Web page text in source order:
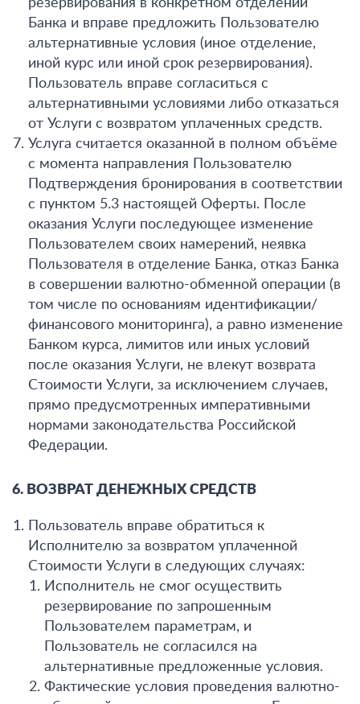
резервирования в конкретном отделении
Банка и вправе предложить Пользователю
альтернативные условия (иное отделение,
иной курс или иной срок резервирования).
Пользователь вправе согласиться с
альтернативными условиями либо отказаться
от Услуги с возвратом уплаченных средств.
Услуга считается оказанной в полном объёме
с момента направления Пользователю
Подтверждения бронирования в соответствии
с пунктом 5.3 настоящей Оферты. После
оказания Услуги последующее изменение
Пользователем своих намерений, неявка
Пользователя в отделение Банка, отказ Банка
в совершении валютно-обменной операции (в
том числе по основаниям идентификации/
финансового мониторинга), а равно изменение
Банком курса, лимитов или иных условий
после оказания Услуги, не влекут возврата
Стоимости Услуги, за исключением случаев,
прямо предусмотренных императивными
нормами законодательства Российской
Федерации.
6. ВОЗВРАТ ДЕНЕЖНЫХ СРЕДСТВ
Пользователь вправе обратиться к
Исполнителю за возвратом уплаченной
Стоимости Услуги в следующих случаях:
Исполнитель не смог осуществить
резервирование по запрошенным
Пользователем параметрам, и
Пользователь не согласился на
альтернативные предложенные условия.
Фактические условия проведения валютно-